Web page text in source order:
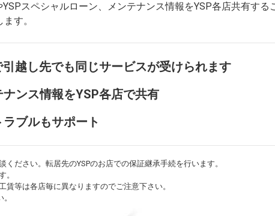
スペシャルローン、メンテナンス情報をYSP各店共有する
す。
越し先でも同じサービスが受けられます
ンス情報をYSP各店で共有
ブルもサポート
ださい。転居先のYSPのお店での保証継承手続を行います。
。
等は各店毎に異なりますのでご注意下さい。